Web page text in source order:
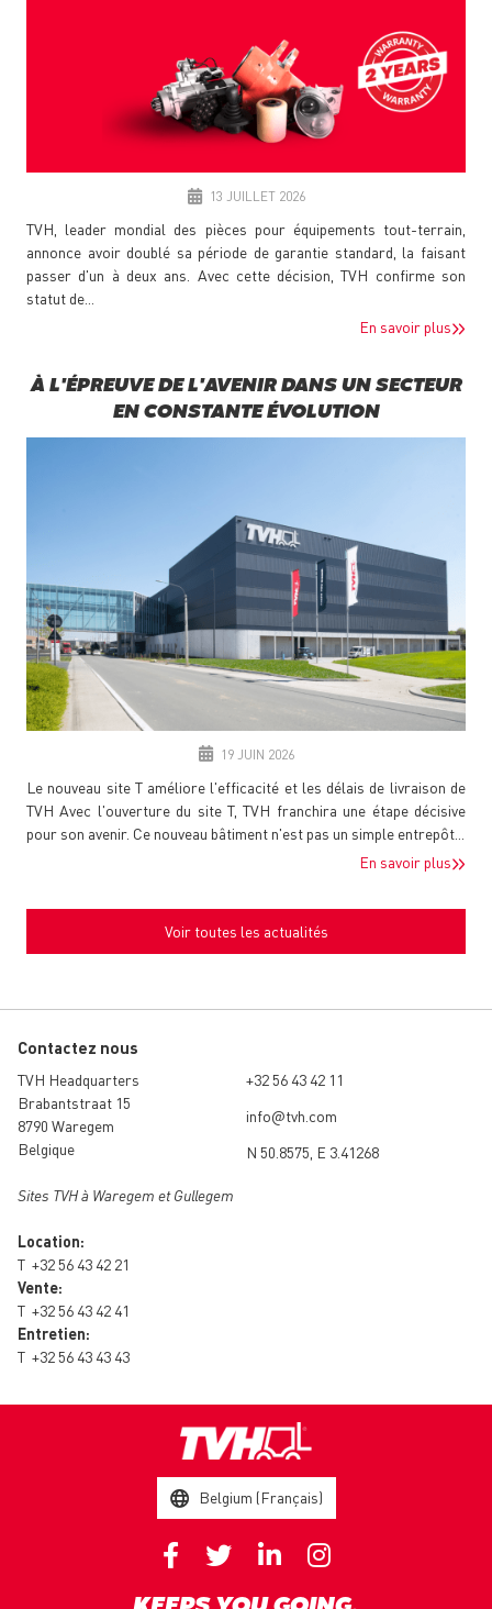
13 JUILLET 2026
TVH, leader mondial des pièces pour équipements tout-terrain,
annonce avoir doublé sa période de garantie standard, la faisant
passer d'un à deux ans. Avec cette décision, TVH confirme son
statut de...
En savoir plus
À L'ÉPREUVE DE L'AVENIR DANS UN SECTEUR
EN CONSTANTE ÉVOLUTION
19 JUIN 2026
Le nouveau site T améliore l'efficacité et les délais de livraison de
TVH Avec l'ouverture du site T, TVH franchira une étape décisive
pour son avenir. Ce nouveau bâtiment n'est pas un simple entrepôt...
En savoir plus
Voir toutes les actualités
Contactez nous
TVH Headquarters
Brabantstraat 15
8790 Waregem
Belgique
Sites TVH à Waregem et Gullegem
Location:
T +32 56 43 42 21
Vente:
T +32 56 43 42 41
Entretien:
T +32 56 43 43 43
+32 56 43 42 11
info@tvh.com
N 50.8575, E 3.41268
Belgium (Français)